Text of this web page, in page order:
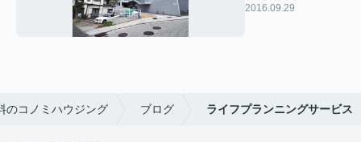
2016.09.29
のコノミハウジング ブログ ライフプランニングサービス